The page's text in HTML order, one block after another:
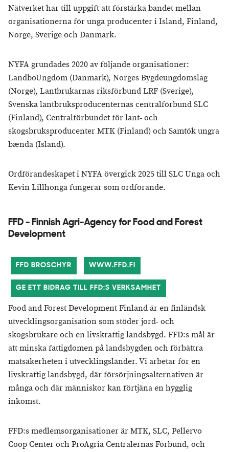
Nätverket har till uppgift att förstärka bandet mellan
organisationerna för unga producenter i Island, Finland,
Norge, Sverige och Danmark.
NYFA grundades 2020 av följande organisationer:
LandboUngdom (Danmark), Norges Bygdeungdomslag
(Norge), Lantbrukarnas riksförbund LRF (Sverige),
Svenska lantbruksproducenternas centralförbund SLC
(Finland), Centralförbundet för lant- och
skogsbruksproducenter MTK (Finland) och Samtök ungra
bænda (Island).
Ordförandeskapet i NYFA övergick 2025 till SLC Unga och
Kevin Lillhonga fungerar som ordförande.
FFD - Finnish Agri-Agency for Food and Forest
Development
FFD BROSCHYR WWW.FFD.FI
GE ETT BIDRAG TILL FFD:S VERKSAMHET
Food and Forest Development Finland är en finländsk
utvecklingsorganisation som stöder jord- och
skogsbrukare och en livskraftig landsbygd. FFD:s mål är
att minska fattigdomen på landsbygden och förbättra
matsäkerheten i utvecklingsländer. Vi arbetar för en
livskraftig landsbygd, där försörjningsalternativen är
många och där människor kan förtjäna en hygglig
inkomst.
FFD:s medlemsorganisationer är MTK, SLC, Pellervo
Coop Center och ProAgria Centralernas Förbund, och